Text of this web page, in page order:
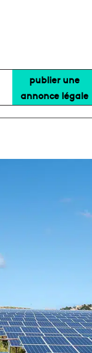
publier une
annonce légale